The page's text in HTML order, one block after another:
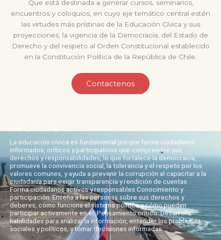
Que está destinada a generar cursos, seminarios,
encuentros y coloquios, en cuyo eje temático central estén
las virtudes más prístinas de la Educación Cívica y sus
proyecciones, la vigencia de la Democracia, del Estado de
Derecho y del respeto al Orden Constitucional establecido
en la Constitución Política de la República de Chile.
Contactenos
La educación cívica es fundamental porque forma ciudadanos
informados, críticos y participativos que comprenden sus
derechos y responsabilidades, lo que fortalece la democracia,
promueve la convivencia social, la tolerancia y el respeto por los
valores comunes, y ayuda a prevenir la corrupción al capacitar a la
ciudadanía para exigir transparencia y rendición de cuentas
Forma ciudadanos activos y responsables Conocimiento y
participación: Enseña a las personas sobre sus derechos y
deberes, cómo funciona el sistema político y cómo pueden
participar activamente en él. Pensamiento crítico: Desarrolla
habilidades para analizar la información, entender los problemas
sociales y políticos, y tomar decisiones informadas.